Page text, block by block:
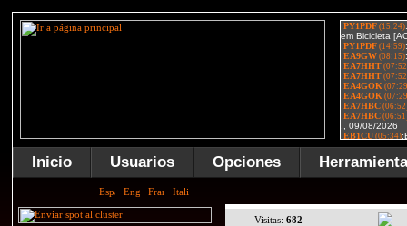
Inicio Usuarios Opciones
Visitas: 682